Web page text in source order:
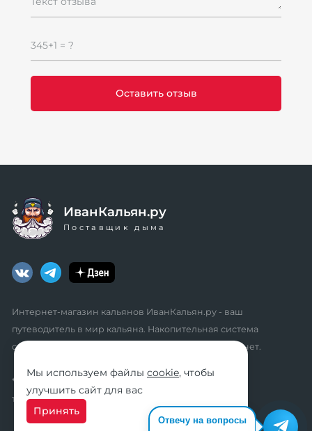
Мы используем файлы cookie, чтобы
улучшить сайт для вас
Принять
345+1 = ?
ИванКальян.ру
Поставщик дыма
Интернет-магазин кальянов ИванКальян.ру - ваш
путеводитель в мир кальяна. Накопительная система
скидок, промокоды, акции. Удобный личный кабинет.
* мы не осуществляем дистанционную продажу
табачной продукции розничным клиентам
Отвечу на вопросы